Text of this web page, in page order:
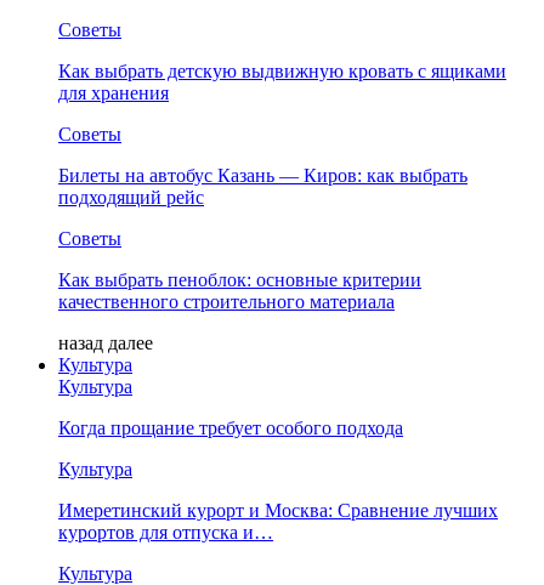
Советы
Как выбрать детскую выдвижную кровать с ящиками
для хранения
Советы
Билеты на автобус Казань — Киров: как выбрать
подходящий рейс
Советы
Как выбрать пеноблок: основные критерии
качественного строительного материала
назад далее
Культура
Культура
Когда прощание требует особого подхода
Культура
Имеретинский курорт и Москва: Сравнение лучших
курортов для отпуска и…
Культура